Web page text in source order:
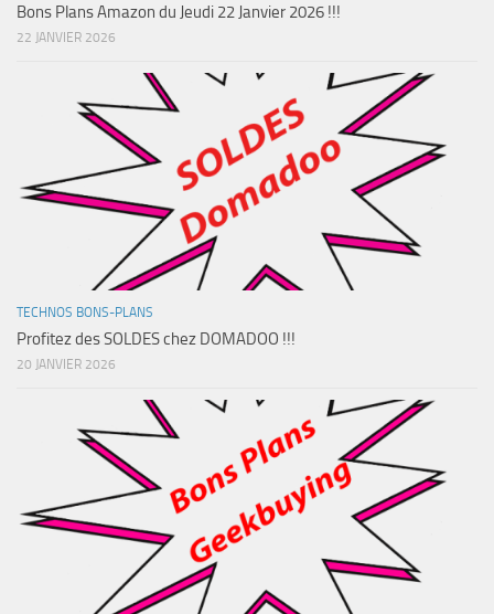
Bons Plans Amazon du Jeudi 22 Janvier 2026 !!!
22 JANVIER 2026
TECHNOS BONS-PLANS
Profitez des SOLDES chez DOMADOO !!!
20 JANVIER 2026